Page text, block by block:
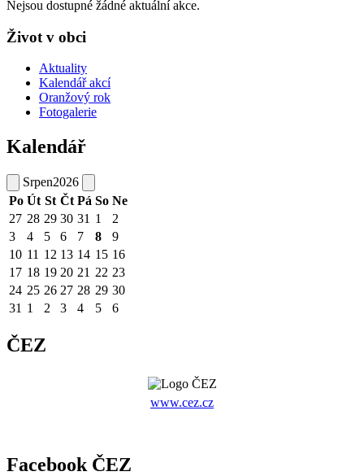
Nejsou dostupné žádné aktuální akce.
Život v obci
Aktuality
Kalendář akcí
Oranžový rok
Fotogalerie
Kalendář
Srpen2026
Po Út St Čt Pá So Ne
27 28 29 30 31 1
2
3
4 5 6 7 8
9
10 11 12 13 14 15 16
17 18 19 20 21 22 23
24 25 26 27 28 29 30
31 1 2 3 4 5 6
ČEZ
www.cez.cz
Facebook ČEZ